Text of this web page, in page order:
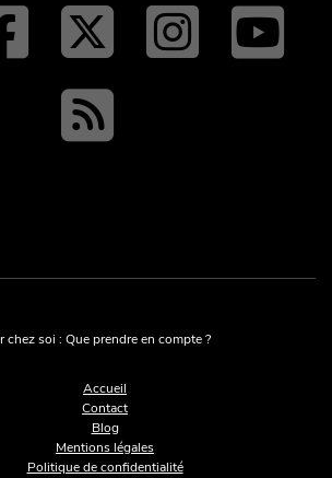
RSS
chez soi : Que prendre en compte ?
de page
Accueil
Contact
Blog
Mentions légales
Politique de confidentialité